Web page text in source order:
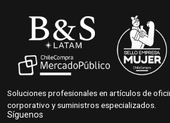
Soluciones profesionales en artículos de
corporativo y suministros especializados.
Síguenos